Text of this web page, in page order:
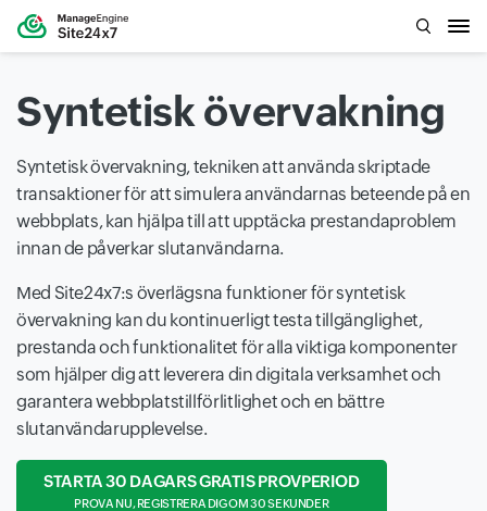
Syntetisk övervakning
Syntetisk övervakning, tekniken att använda skriptade
transaktioner för att simulera användarnas beteende på en
webbplats, kan hjälpa till att upptäcka prestandaproblem
innan de påverkar slutanvändarna.
Med Site24x7:s överlägsna funktioner för syntetisk
övervakning kan du kontinuerligt testa tillgänglighet,
prestanda och funktionalitet för alla viktiga komponenter
som hjälper dig att leverera din digitala verksamhet och
garantera webbplatstillförlitlighet och en bättre
slutanvändarupplevelse.
STARTA 30 DAGARS GRATIS PROVPERIOD
PROVA NU, REGISTRERA DIG OM 30 SEKUNDER